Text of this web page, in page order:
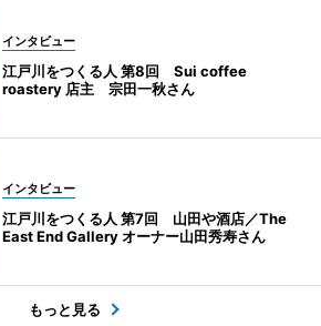
インタビュー
江戸川をつくる人 第8回 Sui coffee
roastery 店主 宗田一秋さん
インタビュー
江戸川をつくる人 第7回 山田や酒店／The
East End Gallery オーナー山田秀寿さん
もっと見る